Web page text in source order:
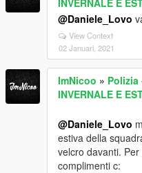
INVERNALE E
@Daniele_Lovo
View Context
02 Januari, 2021
ImNicoo » Polizia
INVERNALE E
@Daniele_Lovo
estiva della
velcro davanti.
complimenti c: